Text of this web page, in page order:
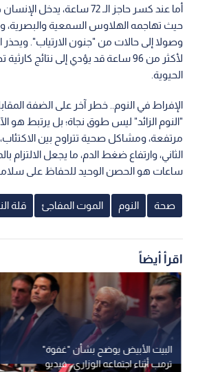
أما عند كسر حاجز الـ 72 ساعة،
حيث تهاجمه الهلاوس السمعية والبصرية،
وصولا إلى حالات من "جنون الارتياب". ويحذر
لأكثر من 96 ساعة قد يؤدي إلى نتائج
الحيوية.
الإفراط في النوم.. خطر آخر على الضفة
"النوم الزائد" ليس طوق نجاة؛ بل يرتبط هو
مرتفعة، ومشاكل صحية تتراوح بين
ساعات هو الحصن الوحيد للحفاظ على
صحة النوم الموت المفاجئ قلة
اقرأ أيضاً
البيت الأبيض يوضح بشأن "غفوة"
ترمب أثناء اجتماعه الوزاري.. فيديو